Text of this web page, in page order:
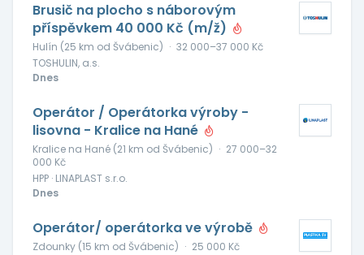
Brusič na plocho s náborovým
příspěvkem 40 000 Kč (m/ž)
Hulín (25 km od Švábenic) · 32 000–37 000 Kč
TOSHULIN, a.s.
Dnes
Operátor / Operátorka výroby -
lisovna - Kralice na Hané
Kralice na Hané (21 km od Švábenic) · 27 000–32
000 Kč
HPP · LINAPLAST s.r.o.
Dnes
Operátor/ operátorka ve výrobě
Zdounky (15 km od Švábenic) · 25 000 Kč